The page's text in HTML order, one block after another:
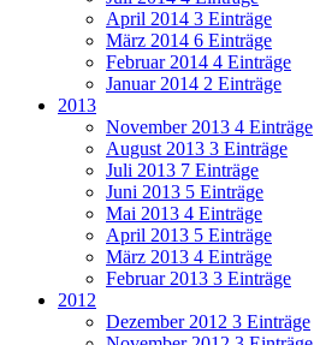
April 2014 3 Einträge
März 2014 6 Einträge
Februar 2014 4 Einträge
Januar 2014 2 Einträge
2013
November 2013 4 Einträge
August 2013 3 Einträge
Juli 2013 7 Einträge
Juni 2013 5 Einträge
Mai 2013 4 Einträge
April 2013 5 Einträge
März 2013 4 Einträge
Februar 2013 3 Einträge
2012
Dezember 2012 3 Einträge